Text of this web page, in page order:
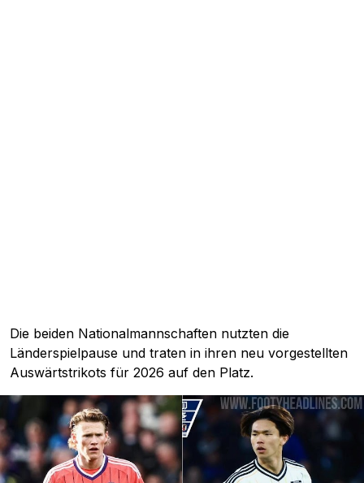
Die beiden Nationalmannschaften nutzten die
Länderspielpause und traten in ihren neu vorgestellten
Auswärtstrikots für 2026 auf den Platz.